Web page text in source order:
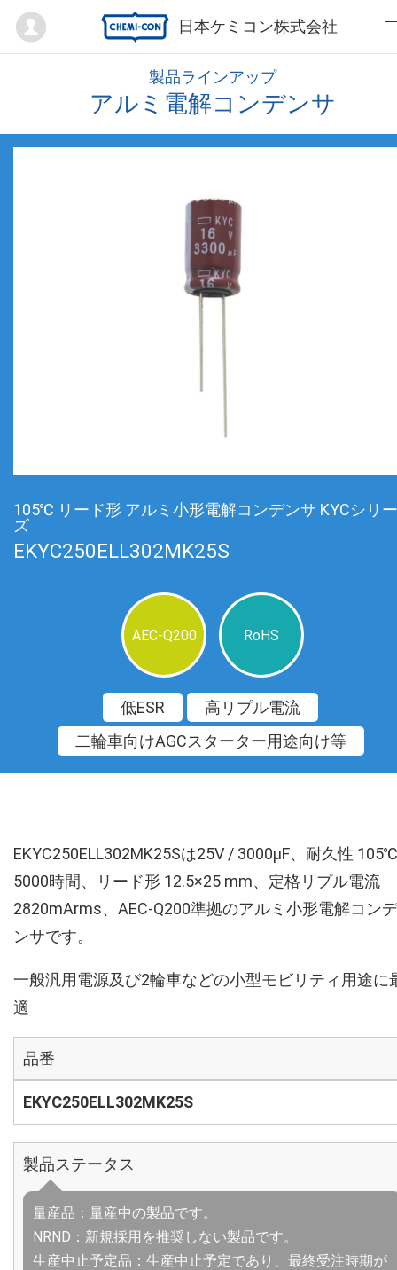
日本ケミコン株式会社
Mypage
製品ラインアップ
アルミ電解コンデンサ
105℃ リード形 アルミ小形電解コンデンサ KYCシリー
ズ
EKYC250ELL302MK25S
AEC-Q200 RoHS
低ESR
高リプル電流
二輪車向けAGCスターター用途向け等
EKYC250ELL302MK25Sは25V / 3000µF、耐久性 105℃
5000時間、リード形 12.5×25 mm、定格リプル電流
2820mArms、AEC-Q200準拠のアルミ小形電解コンデ
ンサです。
一般汎用電源及び2輪車などの小型モビリティ用途に
適
品番
EKYC250ELL302MK25S
製品ステータス
量産品：量産中の製品です。
NRND：新規採用を推奨しない製品です。
生産中止予定品：生産中止予定であり、最終受注時期が